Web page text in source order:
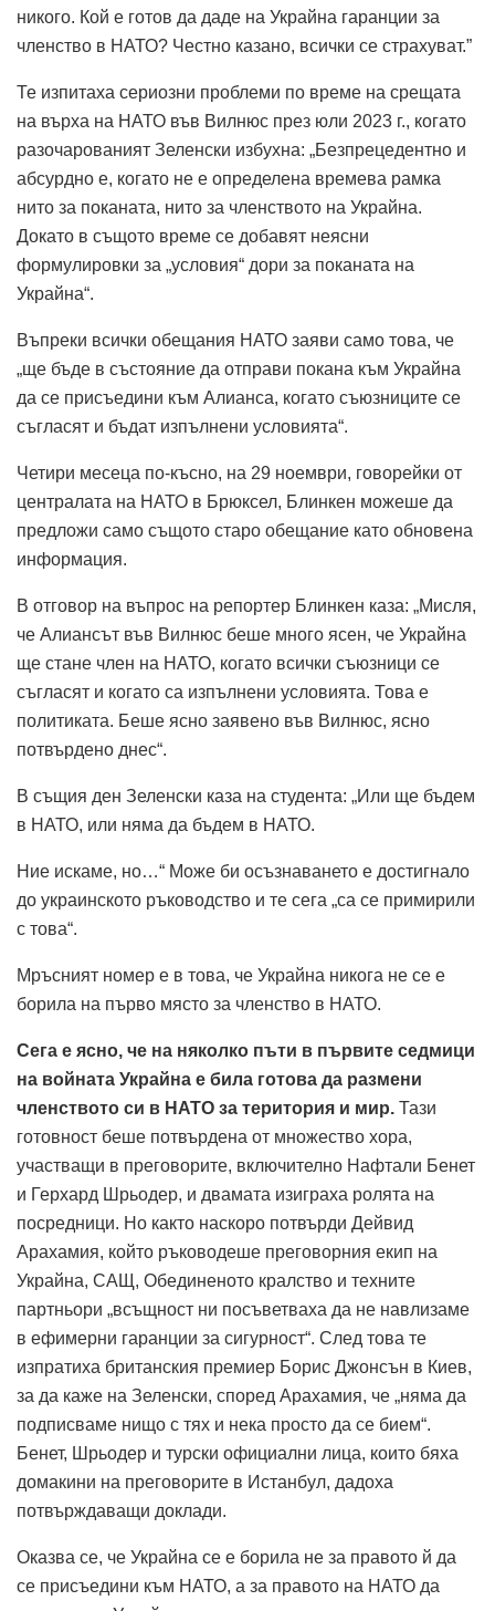
никого. Кой е готов да даде на Украйна гаранции за
членство в НАТО? Честно казано, всички се страхуват.”
Те изпитаха сериозни проблеми по време на срещата
на върха на НАТО във Вилнюс през юли 2023 г., когато
разочарованият Зеленски избухна: „Безпрецедентно и
абсурдно е, когато не е определена времева рамка
нито за поканата, нито за членството на Украйна.
Докато в същото време се добавят неясни
формулировки за „условия“ дори за поканата на
Украйна“.
Въпреки всички обещания НАТО заяви само това, че
„ще бъде в състояние да отправи покана към Украйна
да се присъедини към Алианса, когато съюзниците се
съгласят и бъдат изпълнени условията“.
Четири месеца по-късно, на 29 ноември, говорейки от
централата на НАТО в Брюксел, Блинкен можеше да
предложи само същото старо обещание като обновена
информация.
В отговор на въпрос на репортер Блинкен каза: „Мисля,
че Алиансът във Вилнюс беше много ясен, че Украйна
ще стане член на НАТО, когато всички съюзници се
съгласят и когато са изпълнени условията. Това е
политиката. Беше ясно заявено във Вилнюс, ясно
потвърдено днес“.
В същия ден Зеленски каза на студента: „Или ще бъдем
в НАТО, или няма да бъдем в НАТО.
Ние искаме, но…“ Може би осъзнаването е достигнало
до украинското ръководство и те сега „са се примирили
с това“.
Мръсният номер е в това, че Украйна никога не се е
борила на първо място за членство в НАТО.
Сега е ясно, че на няколко пъти в първите седмици
на войната Украйна е била готова да размени
членството си в НАТО за територия и мир. Тази
готовност беше потвърдена от множество хора,
участващи в преговорите, включително Нафтали Бенет
и Герхард Шрьодер, и двамата изиграха ролята на
посредници. Но както наскоро потвърди Дейвид
Арахамия, който ръководеше преговорния екип на
Украйна, САЩ, Обединеното кралство и техните
партньори „всъщност ни посъветваха да не навлизаме
в ефимерни гаранции за сигурност“. След това те
изпратиха британския премиер Борис Джонсън в Киев,
за да каже на Зеленски, според Арахамия, че „няма да
подписваме нищо с тях и нека просто да се бием“.
Бенет, Шрьодер и турски официални лица, които бяха
домакини на преговорите в Истанбул, дадоха
потвърждаващи доклади.
Оказва се, че Украйна се е борила не за правото й да
се присъедини към НАТО, а за правото на НАТО да